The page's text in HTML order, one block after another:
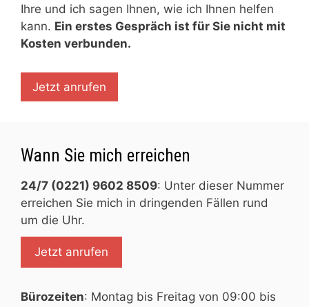
Ihre und ich sagen Ihnen, wie ich Ihnen helfen
kann. Ein erstes Gespräch ist für Sie nicht mit
Kosten verbunden.
Jetzt anrufen
Wann Sie mich erreichen
24/7 (0221) 9602 8509: Unter dieser Nummer
erreichen Sie mich in dringenden Fällen rund
um die Uhr.
Jetzt anrufen
Bürozeiten: Montag bis Freitag von 09:00 bis